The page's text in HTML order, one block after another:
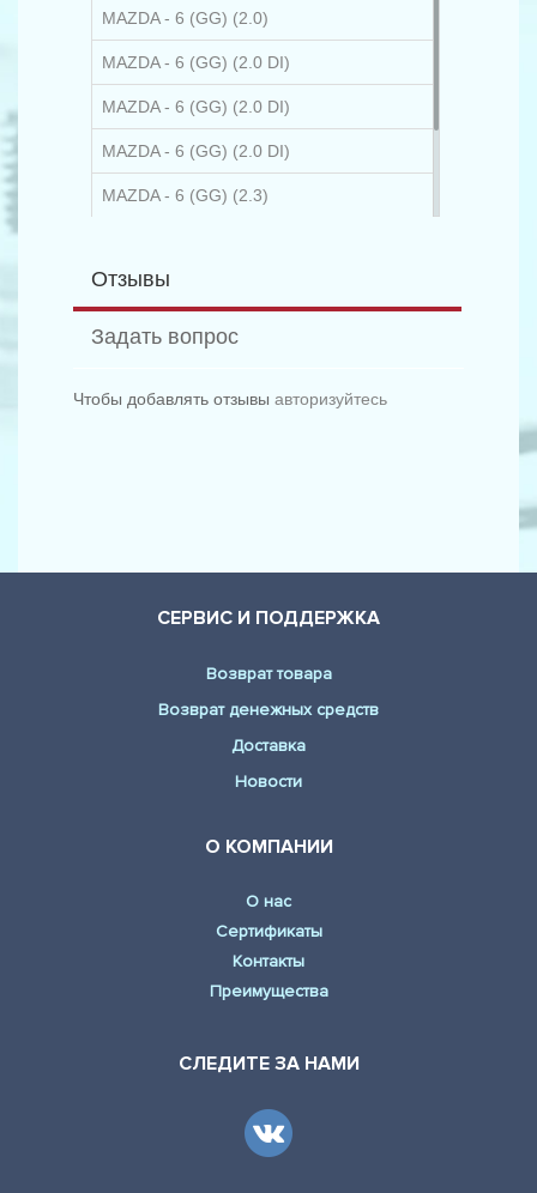
MAZDA - 6 (GG) (2.0)
MAZDA - 6 (GG) (2.0 DI)
MAZDA - 6 (GG) (2.0 DI)
MAZDA - 6 (GG) (2.0 DI)
MAZDA - 6 (GG) (2.3)
MAZDA - 6 (GG) (2.5)
Отзывы
Задать вопрос
Чтобы добавлять отзывы авторизуйтесь
СЕРВИС И ПОДДЕРЖКА
Возврат товара
Возврат денежных средств
Доставка
Новости
О КОМПАНИИ
О нас
Сертификаты
Контакты
Преимущества
СЛЕДИТЕ ЗА НАМИ